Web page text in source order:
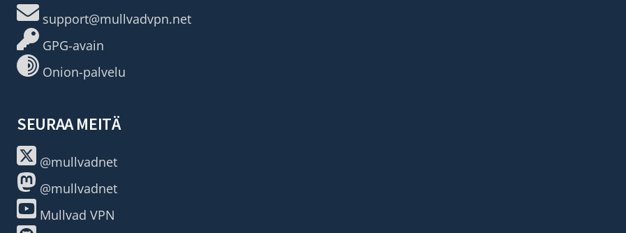
support@mullvadvpn.net
GPG-avain
Onion-palvelu
SEURAA MEITÄ
@mullvadnet
@mullvadnet
Mullvad VPN